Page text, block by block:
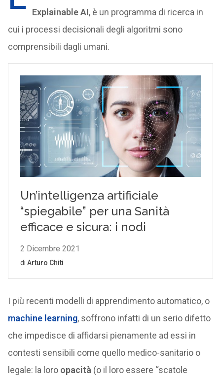
Explainable AI, è un programma di ricerca in
cui i processi decisionali degli algoritmi sono
comprensibili dagli umani.
I più recenti modelli di apprendimento automatico, o
machine learning, soffrono infatti di un serio difetto
che impedisce di affidarsi pienamente ad essi in
contesti sensibili come quello medico-sanitario o
legale: la loro opacità (o il loro essere “scatole